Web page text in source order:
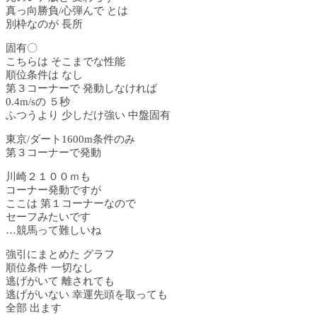
真っ向勝負/心弾んで とは
別枠なのが 長所
固有〇
こちらは そこまでな性能
順位条件は なし
第３コーナーで 発動しなければ
0.4m/sの ５秒
ふつうより 少しだけ強い 中盤固有
東京/ダート1600m条件のみ
第３コーナーで発動
川崎２１００ｍも
コーナー発動ですが
ここは 第１コーナーなので
セーフみたいです
…競馬って難しいね
強引にまとめた グラフ
順位条件 一切なし
逃げがいて 離されても
逃げがいない 幸運先頭を取っても
全部 出ます